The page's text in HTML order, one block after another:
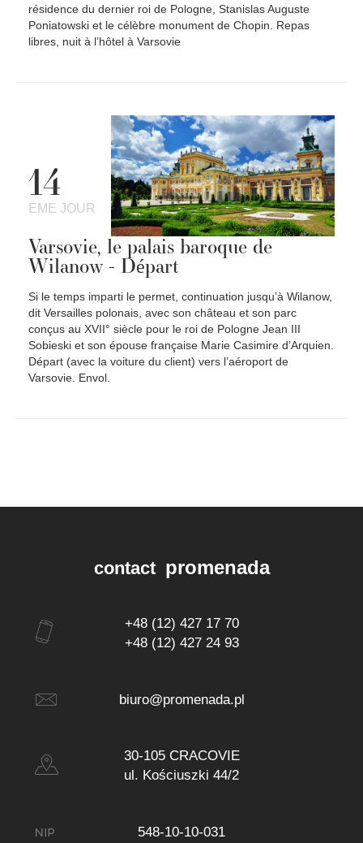
résidence du dernier roi de Pologne, Stanislas Auguste
Poniatowski et le célèbre monument de Chopin. Repas
libres, nuit à l’hôtel à Varsovie
14
EME JOUR
Varsovie, le palais baroque de
Wilanow - Départ
Si le temps imparti le permet, continuation jusqu’à Wilanow,
dit Versailles polonais, avec son château et son parc
conçus au XVII° siècle pour le roi de Pologne Jean III
Sobieski et son épouse française Marie Casimire d’Arquien.
Départ (avec la voiture du client) vers l’aéroport de
Varsovie. Envol.
contactpromenada
+48 (12) 427 17 70
+48 (12) 427 24 93
biuro@promenada.pl
30-105 CRACOVIE
ul. Kościuszki 44/2
548-10-10-031